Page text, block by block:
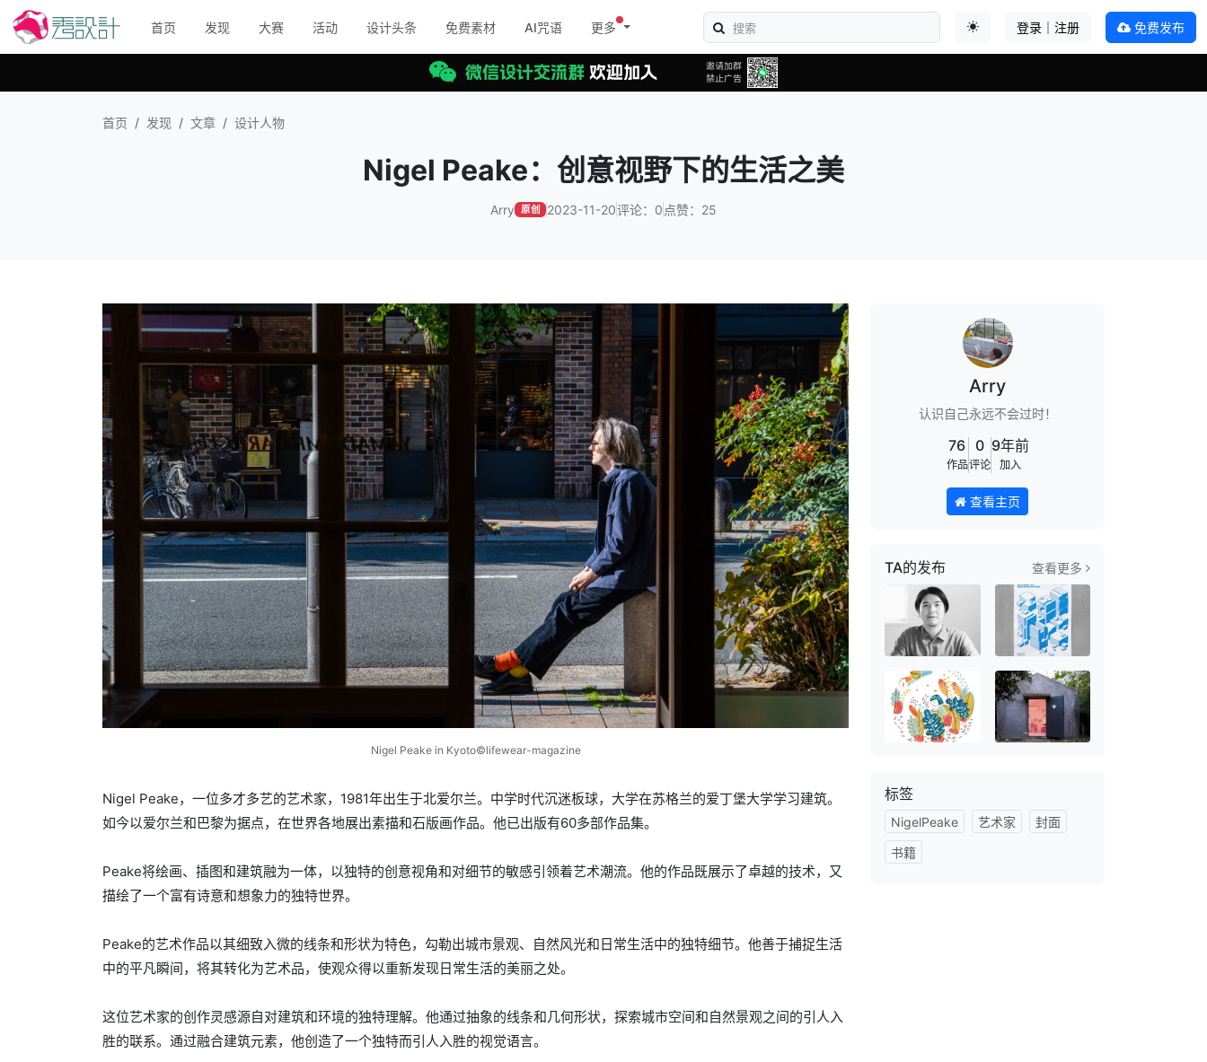
首页 发现 大赛 活动 设计头条 免费素材 AI咒语
更多
登录｜注册 免费发布
首页 发现 文章 设计人物
Nigel Peake：创意视野下的生活之美
Arry 原创 2023-11-20评论：0 点赞：25
Nigel Peake in Kyoto©️lifewear-magazine
Nigel Peake，一位多才多艺的艺术家，1981年出生于北爱尔兰。中学时代沉迷板球，大学在苏格兰的爱丁堡大学学习建筑。
如今以爱尔兰和巴黎为据点，在世界各地展出素描和石版画作品。他已出版有60多部作品集。
Peake将绘画、插图和建筑融为一体，以独特的创意视角和对细节的敏感引领着艺术潮流。他的作品既展示了卓越的技术，又
描绘了一个富有诗意和想象力的独特世界。
Peake的艺术作品以其细致入微的线条和形状为特色，勾勒出城市景观、自然风光和日常生活中的独特细节。他善于捕捉生活
中的平凡瞬间，将其转化为艺术品，使观众得以重新发现日常生活的美丽之处。
这位艺术家的创作灵感源自对建筑和环境的独特理解。他通过抽象的线条和几何形状，探索城市空间和自然景观之间的引人入
胜的联系。通过融合建筑元素，他创造了一个独特而引人入胜的视觉语言。
Arry
认识自己永远不会过时！
76
作品
0
评论
9年前
加入
查看主页
TA的发布 查看更多
标签
NigelPeake 艺术家
封面
书籍